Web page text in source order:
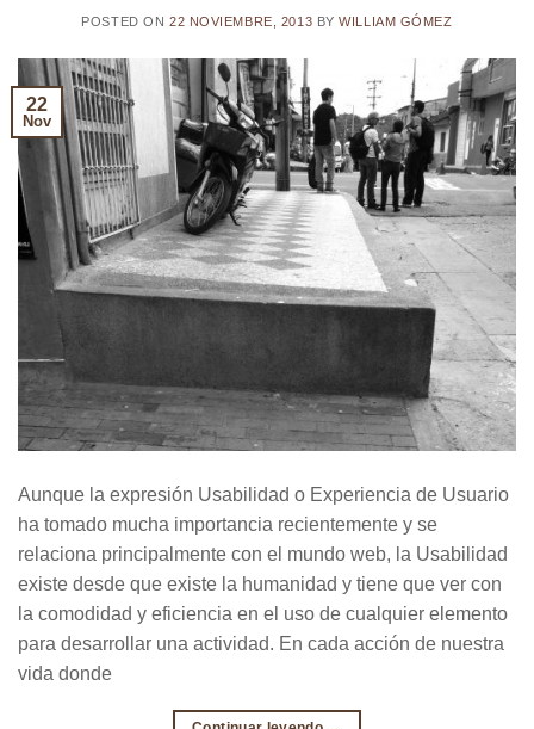
POSTED ON 22 NOVIEMBRE, 2013 BYWILLIAM GÓMEZ
22
Nov
Aunque la expresión Usabilidad o Experiencia de Usuario
ha tomado mucha importancia recientemente y se
relaciona principalmente con el mundo web, la Usabilidad
existe desde que existe la humanidad y tiene que ver con
la comodidad y eficiencia en el uso de cualquier elemento
para desarrollar una actividad. En cada acción de nuestra
vida donde